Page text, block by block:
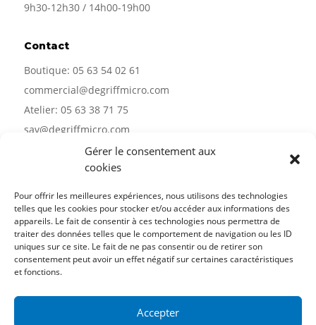
Gérer le consentement aux
cookies
Pour offrir les meilleures expériences, nous utilisons des technologies
telles que les cookies pour stocker et/ou accéder aux informations des
appareils. Le fait de consentir à ces technologies nous permettra de
traiter des données telles que le comportement de navigation ou les ID
uniques sur ce site. Le fait de ne pas consentir ou de retirer son
consentement peut avoir un effet négatif sur certaines caractéristiques
et fonctions.
Accepter
9h30-12h30 / 14h00-19h00
Contact
Boutique: 05 63 54 02 61
commercial@degriffmicro.com
Atelier: 05 63 38 71 75
sav@degriffmicro.com
albi@degriffmicro.com
16 Avenue de Garban 81990 Puygouzon
Suivez-nous
CONTACTEZ-NOUS